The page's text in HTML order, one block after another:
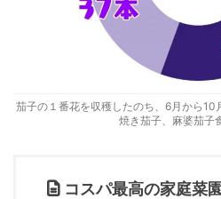
茄子の１番花を収穫したのち、6月から10
焼き茄子、麻婆茄子
コスパ最高の家庭菜